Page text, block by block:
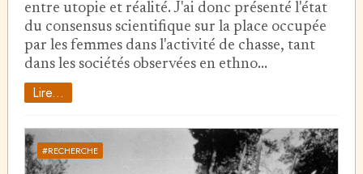
entre utopie et réalité. J'ai donc présenté l'état
du consensus scientifique sur la place occupée
par les femmes dans l'activité de chasse, tant
dans les sociétés observées en ethno…
Lire...
#RECHERCHE